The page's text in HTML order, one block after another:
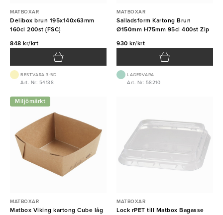
MATBOXAR
Delibox brun 195x140x63mm
160cl 200st {FSC}
848 kr/krt
BEST.VARA 3-5D
Art. Nr: 54138
MATBOXAR
Salladsform Kartong Brun
Ø150mm H75mm 95cl 400st Zip
930 kr/krt
LAGERVARA
Art. Nr: 58210
Miljömärkt
MATBOXAR
Matbox Viking kartong Cube låg
MATBOXAR
Lock rPET till Matbox Bagasse